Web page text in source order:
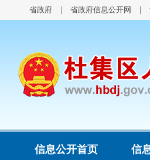
省政府 省政府信息公开网
信息公开首页 信